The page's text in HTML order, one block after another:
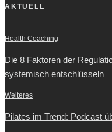
AKTUELL
Health Coaching
Die 8 Faktoren der
systemisch entschlüsseln
Weiteres
Pilates im Trend: Podcast